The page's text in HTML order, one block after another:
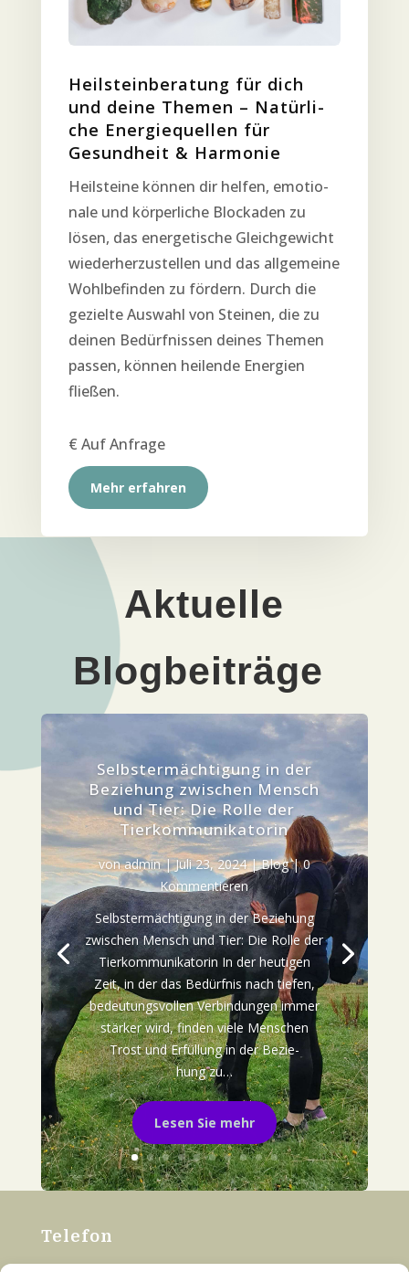
Heil­stein­be­ra­tung für dich
und dei­ne The­men – Natür­li­
che Ener­gie­quel­len für
Gesund­heit & Harmonie
Heil­stei­ne kön­nen dir hel­fen, emo­tio­
na­le und kör­per­li­che Blo­cka­den zu
lösen, das ener­ge­ti­sche Gleich­ge­wicht
wie­der­her­zu­stel­len und das all­ge­mei­ne
Wohl­be­fin­den zu för­dern. Durch die
geziel­te Aus­wahl von Stei­nen, die zu
dei­nen Bedürf­nis­sen dei­nes The­men
pas­sen, kön­nen hei­len­de Ener­gien
fließen.
€ Auf Anfrage
Mehr erfah­ren
Aktu­el­le
Blogbeiträge
Selbst­er­mäch­ti­gung in der
Bezie­hung zwi­schen Mensch
und Tier: Die Rol­le der
Tierkommunikatorin
vonadmin|Juli 23, 2024|Blog| 0
Kommentieren
Selbst­er­mäch­ti­gung in der Bezie­hung
zwi­schen Mensch und Tier: Die Rol­le der
Tier­kom­mu­ni­ka­to­rin In der heu­ti­gen
Zeit, in der das Bedürf­nis nach tie­fen,
bedeu­tungs­vol­len Ver­bin­dun­gen immer
stär­ker wird, fin­den vie­le Men­schen
Trost und Erfül­lung in der Bezie­
hung zu…
Lesen Sie mehr
Tele­fon